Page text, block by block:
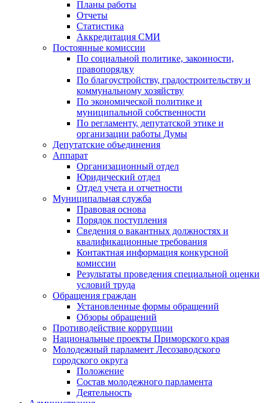
Планы работы
Отчеты
Статистика
Аккредитация СМИ
Постоянные комиссии
По социальной политике, законности,
правопорядку
По благоустройству, градостроительству и
коммунальному хозяйству
По экономической политике и
муниципальной собственности
По регламенту, депутатской этике и
организации работы Думы
Депутатские объединения
Аппарат
Организационный отдел
Юридический отдел
Отдел учета и отчетности
Муниципальная служба
Правовая основа
Порядок поступления
Сведения о вакантных должностях и
квалификационные требования
Контактная информация конкурсной
комиссии
Результаты проведения специальной оценки
условий труда
Обращения граждан
Установленные формы обращений
Обзоры обращений
Противодействие коррупции
Национальные проекты Приморского края
Молодежный парламент Лесозаводского
городского округа
Положение
Состав молодежного парламента
Деятельность